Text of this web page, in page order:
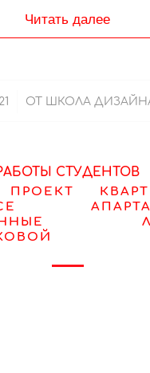
Читать далее
ОТ ШКОЛА
СТУДЕНТОВ